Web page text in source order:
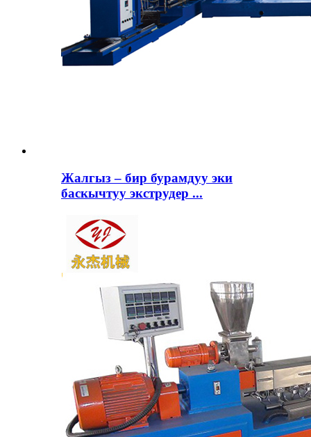
Жалгыз – бир бурамдуу эки
баскычтуу экструдер ...